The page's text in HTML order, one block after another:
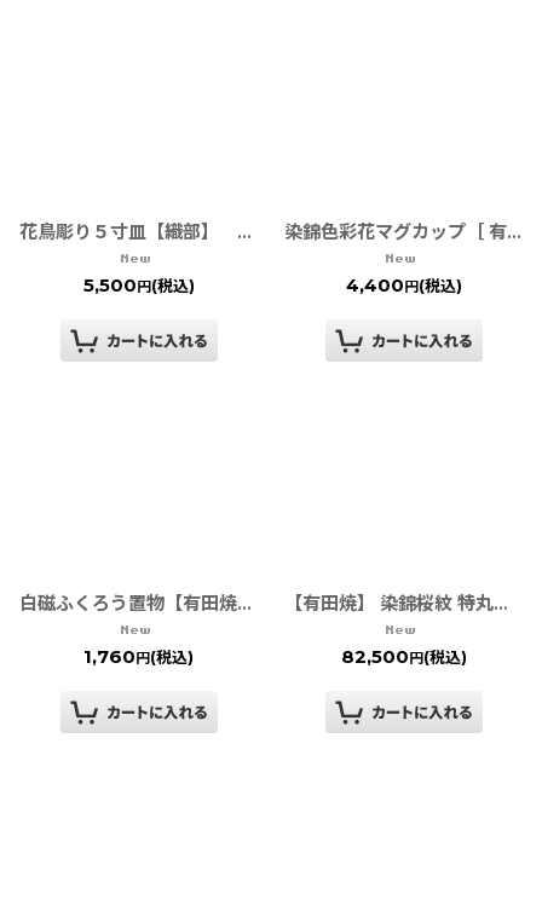
花鳥彫り５寸皿【織部】 福泉窯
5,500 円(税込)
染錦色彩花マグカップ［ 有田焼 ］
4,400 円(税込)
白磁ふくろう置物【有田焼の縁起物】
1,760円(税込)
【有田焼】 染錦桜紋 特丸雛人形
82,500円(税込)